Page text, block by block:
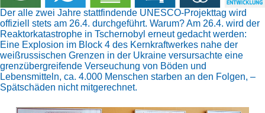
Der alle zwei Jahre stattfindende UNESCO-Projekttag wird
offiziell stets am 26.4. durchgeführt. Warum? Am 26.4. wird der
Reaktorkatastrophe in Tschernobyl erneut gedacht werden:
Eine Explosion im Block 4 des Kernkraftwerkes nahe der
weißrussischen Grenzen in der Ukraine versursachte eine
grenzübergreifende Verseuchung von Böden und
Lebensmitteln, ca. 4.000 Menschen starben an den Folgen, –
Spätschäden nicht mitgerechnet.